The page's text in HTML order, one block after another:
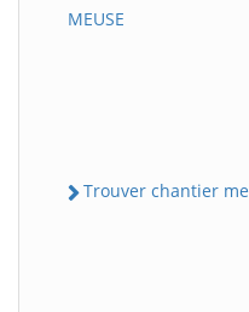
MEUSE
Trouver chantier